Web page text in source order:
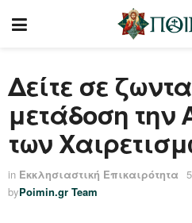
Δείτε σε
μετάδοση την
των
in Εκκλησιαστική Επικαιρότητα
byPoimin.gr Team